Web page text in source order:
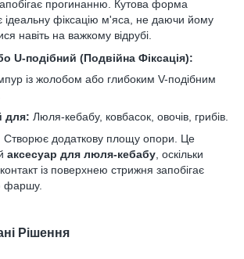
запобігає прогинанню. Кутова форма
ідеальну фіксацію м'яса, не даючи йому
навіть на важкому відрубі.
U-подібний (Подвійна Фіксація):
із жолобом або глибоким V-подібним
для: Люля-кебабу, ковбасок, овочів, грибів.
Створює додаткову площу опори. Це
аксесуар для люля-кебабу, оскільки
із поверхнею стрижня запобігає
фаршу.
Рішення